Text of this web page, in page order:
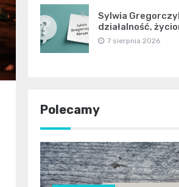
Sylwia
działalność,
7 sierpnia 2026
Polecamy